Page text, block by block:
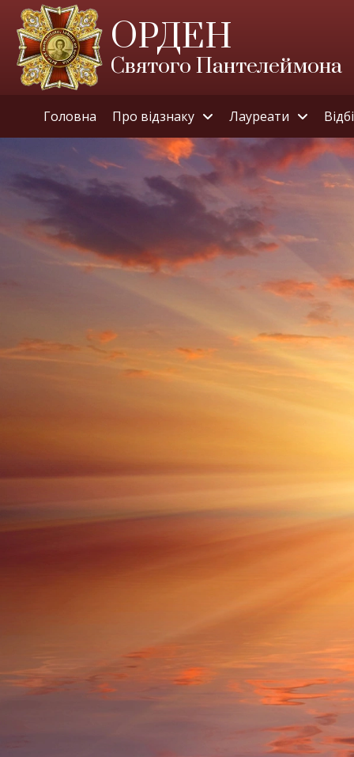
ОРДЕН
Святого Пантелеймона
Головна Про відзнаку Лауреати